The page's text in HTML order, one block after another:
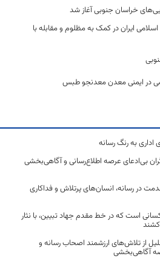
خراسان جنوبی آغاز شد
ایران در کمک به مظلوم و مقابله با
در ایمنی معدن معدنجو طبس
اداری به رنگ رسانه
بی‌ادعای عرصه اطلاع‌رسانی و آگاهی‌بخشی
در رسانه، انسان‌های پرتلاش و فداکاری
است که در خط مقدم جهاد تبیین، با نثار
از تلاش‌های ارزشمند اصحاب رسانه و
آگاهی‌بخشی